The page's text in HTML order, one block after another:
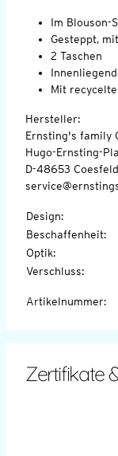
Im Blouson-
Gesteppt,
2 Taschen
Mit
Hersteller:
Ernsting's family
Hugo-Ernsting-
D-48653
Design:
Beschaffenheit:
Optik:
Verschluss:
Artikelnummer:
Zertifikate